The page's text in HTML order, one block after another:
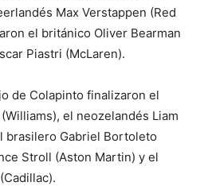
Max Verstappen (Red
el británico Oliver Bearman
Piastri (McLaren).
de Colapinto finalizaron el
el neozelandés Liam
brasilero Gabriel Bortoleto
Stroll (Aston Martin) y el